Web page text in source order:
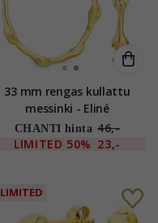
33 mm rengas kullattu
messinki - Eliné
CHANTI hinta 46,-
LIMITED 50% 23,-
LIMITED